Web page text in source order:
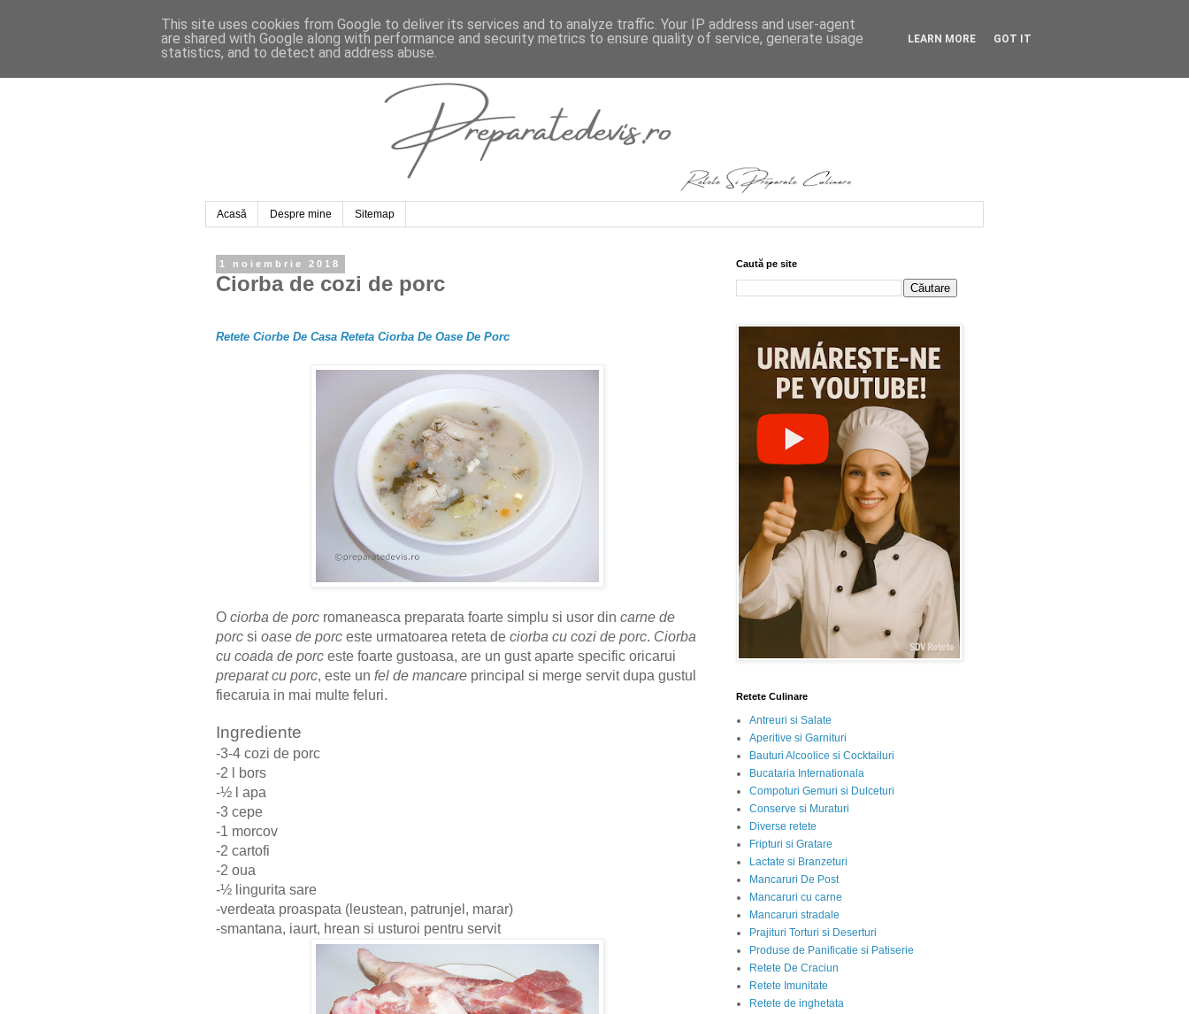
Acasă Despre mine Sitemap
1 noiembrie 2018
Ciorba de cozi de porc
Retete Ciorbe De Casa Reteta Ciorba De Oase De Porc
O ciorba de porc romaneasca preparata foarte simplu si usor din carne de
porc si oase de porc este urmatoarea reteta de ciorba cu cozi de porc. Ciorba
cu coada de porc este foarte gustoasa, are un gust aparte specific oricarui
preparat cu porc, este un fel de mancare principal si merge servit dupa gustul
fiecaruia in mai multe feluri.
Ingrediente
-3-4 cozi de porc
-2 l bors
-½ l apa
-3 cepe
-1 morcov
-2 cartofi
-2 oua
-½ lingurita sare
-verdeata proaspata (leustean, patrunjel, marar)
-smantana, iaurt, hrean si usturoi pentru servit
Caută pe site
Retete Culinare
Antreuri si Salate
Aperitive si Garnituri
Bauturi Alcoolice si Cocktailuri
Bucataria Internationala
Compoturi Gemuri si Dulceturi
Conserve si Muraturi
Diverse retete
Fripturi si Gratare
Lactate si Branzeturi
Mancaruri De Post
Mancaruri cu carne
Mancaruri stradale
Prajituri Torturi si Deserturi
Produse de Panificatie si Patiserie
Retete De Craciun
Retete Imunitate
Retete de inghetata
This site uses cookies from Google to deliver its services and to analyze traffic. Your IP address and user-agent
are shared with Google along with performance and security metrics to ensure quality of service, generate usage
statistics, and to detect and address abuse.
LEARN MORE GOT IT